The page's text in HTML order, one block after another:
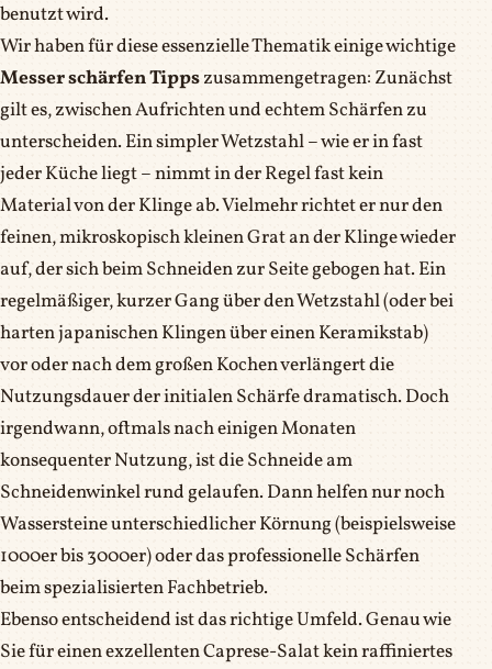
benutzt wird.
Wir haben für diese essenzielle Thematik einige wichtige
Messer schärfen Tippszusammengetragen: Zunächst
gilt es, zwischen Aufrichten und echtem Schärfen zu
unterscheiden. Ein simpler Wetzstahl – wie er in fast
jeder Küche liegt – nimmt in der Regel fast kein
Material von der Klinge ab. Vielmehr richtet er nur den
feinen, mikroskopisch kleinen Grat an der Klinge wieder
auf, der sich beim Schneiden zur Seite gebogen hat. Ein
regelmäßiger, kurzer Gang über den Wetzstahl (oder bei
harten japanischen Klingen über einen Keramikstab)
vor oder nach dem großen Kochen verlängert die
Nutzungsdauer der initialen Schärfe dramatisch. Doch
irgendwann, oftmals nach einigen Monaten
konsequenter Nutzung, ist die Schneide am
Schneidenwinkel rund gelaufen. Dann helfen nur noch
Wassersteine unterschiedlicher Körnung (beispielsweise
1000er bis 3000er) oder das professionelle Schärfen
beim spezialisierten Fachbetrieb.
Ebenso entscheidend ist das richtige Umfeld. Genau wie
Sie für einen exzellenten Caprese-Salat kein raffiniertes